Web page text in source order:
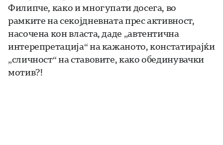
Филипче, како и многупати досега, во
рамките на секојдневната прес активност,
насочена кон власта, даде „автентична
интерепретација“ на кажаното, констатирајќи
„сличност“ на ставовите, како обединувачки
мотив?!